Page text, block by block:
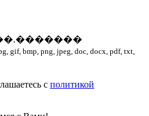
gif, bmp, png, jpeg, doc, docx, pdf, txt,
с политикой